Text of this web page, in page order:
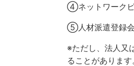
④ネットワークビ
⑤人材派遣登録
※ただし、法人又
ることがありま